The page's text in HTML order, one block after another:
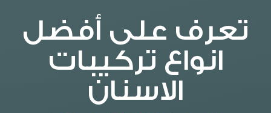
تعرف على أفضل
انواع تركيبات
الاسنان​